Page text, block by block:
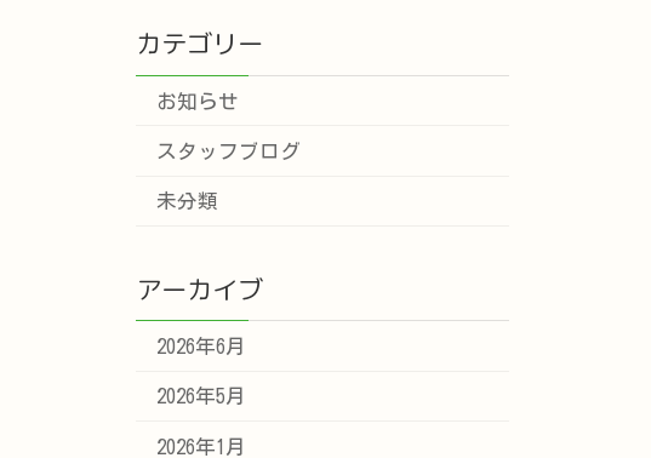
カテゴリー
お知らせ
スタッフブログ
未分類
アーカイブ
2026年6月
2026年5月
2026年1月